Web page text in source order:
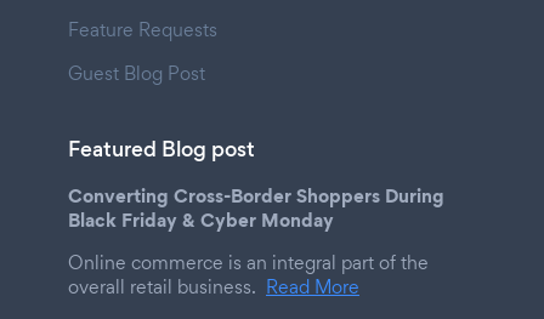
Feature Requests
Guest Blog Post
Featured Blog post
Converting Cross-Border Shoppers During
Black Friday & Cyber Monday
Online commerce is an integral part of the
overall retail business. Read More